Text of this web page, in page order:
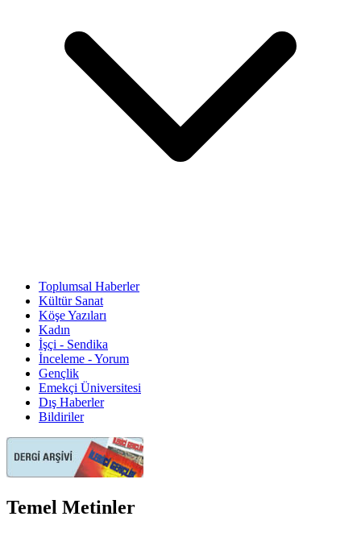
Toplumsal Haberler
Kültür Sanat
Köşe Yazıları
Kadın
İşçi - Sendika
İnceleme - Yorum
Gençlik
Emekçi Üniversitesi
Dış Haberler
Bildiriler
Temel Metinler